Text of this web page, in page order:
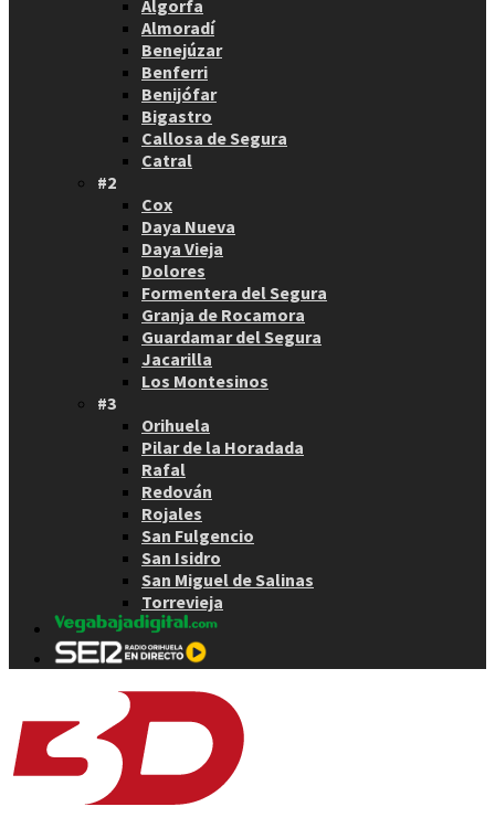
Algorfa
Almoradí
Benejúzar
Benferri
Benijófar
Bigastro
Callosa de Segura
Catral
#2
Cox
Daya Nueva
Daya Vieja
Dolores
Formentera del Segura
Granja de Rocamora
Guardamar del Segura
Jacarilla
Los Montesinos
#3
Orihuela
Pilar de la Horadada
Rafal
Redován
Rojales
San Fulgencio
San Isidro
San Miguel de Salinas
Torrevieja